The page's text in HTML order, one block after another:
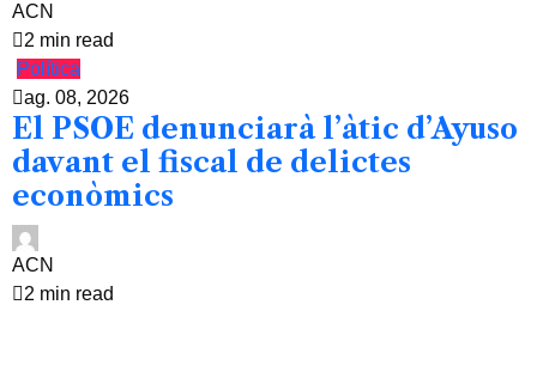
ACN
2 min read
Política
ag. 08, 2026
El PSOE denunciarà l’àtic d’Ayuso
davant el fiscal de delictes
econòmics
ACN
2 min read